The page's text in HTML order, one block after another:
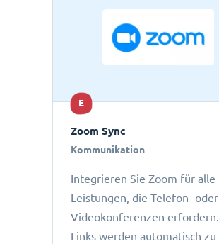
E
Zoom Sync
Kommunikation
Integrieren Sie Zoom für alle
Leistungen, die Telefon- oder
Videokonferenzen erfordern.
Links werden automatisch zu